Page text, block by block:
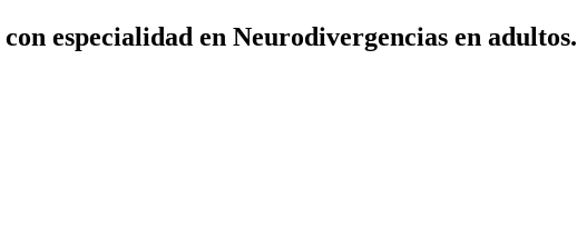
especialidad en Neurodivergencias en adultos.